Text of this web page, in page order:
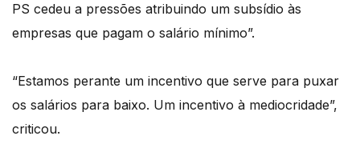
PS cedeu a pressões atribuindo um subsídio às
empresas que pagam o salário mínimo”.
“Estamos perante um incentivo que serve para puxar
os salários para baixo. Um incentivo à mediocridade”,
criticou.